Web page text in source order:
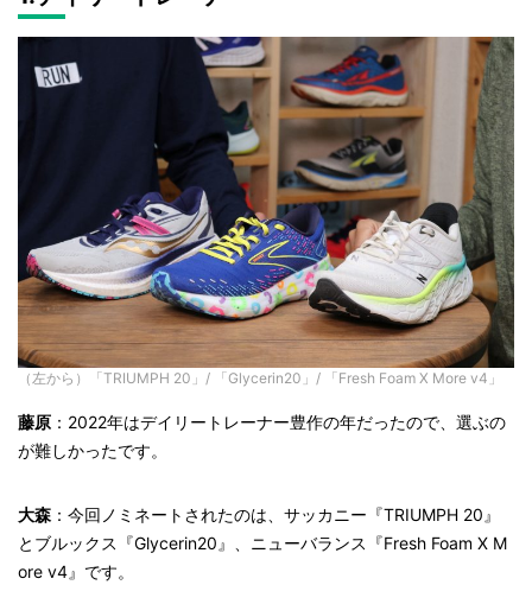
（左から）「TRIUMPH 20」/ 「Glycerin20」/ 「Fresh Foam X More v4」
藤原 ：2022年はデイリートレーナー豊作の年だったので、選ぶの
が難しかったです。
大森 ：今回ノミネートされたのは、サッカニー『TRIUMPH 20』
とブルックス『Glycerin20』、ニューバランス『Fresh Foam X M
ore v4』です。